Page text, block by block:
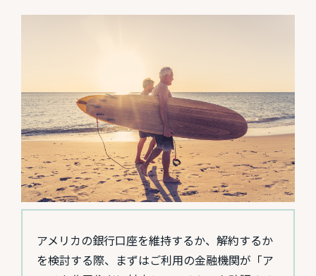
アメリカの銀行口座を維持するか、解約するか
を検討する際、まずはご利用の金融機関が「ア